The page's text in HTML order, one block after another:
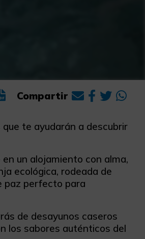
Compartir
te ayudarán a descubrir
un alojamiento con alma,
ecológica, rodeada de
paz perfecto para
de desayunos caseros
los sabores auténticos del